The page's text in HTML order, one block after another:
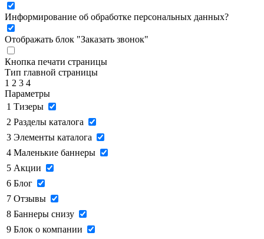
Информирование об обработке персональных данных?
Отображать блок "Заказать звонок"
Кнопка печати страницы
Тип главной страницы
1 2 3 4
Параметры
1 Тизеры
2 Разделы каталога
3 Элементы каталога
4 Маленькие баннеры
5 Акции
6 Блог
7 Отзывы
8 Баннеры снизу
9 Блок о компании